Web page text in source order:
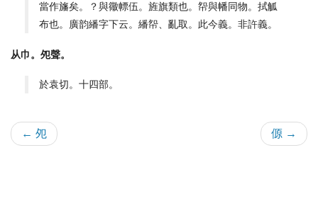
當作旛矣。？與幑幖伍。旌旗類也。㠾與幡同物。拭觚
布也。廣韵繙字下云。繙㠾、亂取。此今義。非許義。
从巾。夗聲。
於袁切。十四部。
← 夗 傆 →